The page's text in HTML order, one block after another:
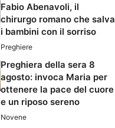
Fabio Abenavoli, il
chirurgo romano che salva
i bambini con il sorriso
Preghiere
Preghiera della sera 8
agosto: invoca Maria per
ottenere la pace del cuore
e un riposo sereno
Novene